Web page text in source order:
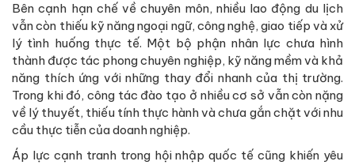
Bên cạnh hạn chế về chuyên môn, nhiều lao động du lịch
vẫn còn thiếu kỹ năng ngoại ngữ, công nghệ, giao tiếp và xử
lý tình huống thực tế. Một bộ phận nhân lực chưa hình
thành được tác phong chuyên nghiệp, kỹ năng mềm và khả
năng thích ứng với những thay đổi nhanh của thị trường.
Trong khi đó, công tác đào tạo ở nhiều cơ sở vẫn còn nặng
về lý thuyết, thiếu tính thực hành và chưa gắn chặt với nhu
cầu thực tiễn của doanh nghiệp.
Áp lực cạnh tranh trong hội nhập quốc tế cũng khiến yêu